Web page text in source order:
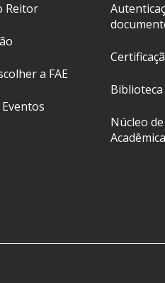
Reitor
a FAE
Biblioteca
Núcleo
Acadêmica